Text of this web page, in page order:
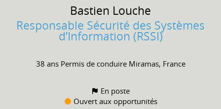
Bastien Louche
Responsable Sécurité des Systèmes
d’Information (RSSI)
38 ans Permis de conduire Miramas, France
En poste
Ouvert aux opportunités